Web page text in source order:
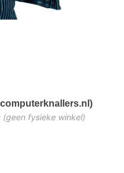
fysieke winkel)